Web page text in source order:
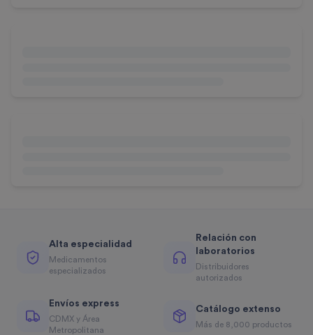
Alta especialidad
Medicamentos
especializados
Relación con
laboratorios
Distribuidores
autorizados
Envíos express
CDMX y Área
Metropolitana
Catálogo extenso
Más de 8,000 productos